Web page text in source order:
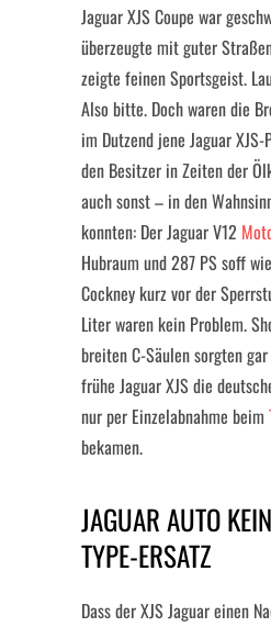
Jaguar XJS Coupe war
überzeugte mit guter
zeigte feinen Sportsgeist.
Also bitte. Doch waren die
im Dutzend jene Jaguar XJS-
den Besitzer in Zeiten der
auch sonst – in den
konnten: Der Jaguar V12
Hubraum und 287 PS soff
Cockney kurz vor der
Liter waren kein Problem.
breiten C-Säulen sorgten
frühe Jaguar XJS die
nur per Einzelabnahme beim
bekamen.
JAGUAR AUTO
TYPE-ERSATZ
Dass der XJS Jaguar einen